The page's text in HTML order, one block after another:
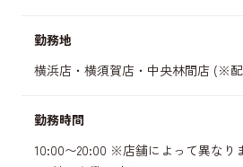
勤務地
横浜店・横須賀店・中央林間店 (※
勤務時間
10:00〜20:00 ※店舗によって異なり